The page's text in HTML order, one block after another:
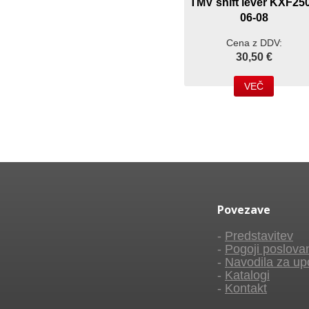
TMV shift lever
06-08
Cena z DDV:
30,50 €
VEČ
Povezave
- Predstavitev
- Pogoji
- Navodila za
- Katalogi
- Kontakt